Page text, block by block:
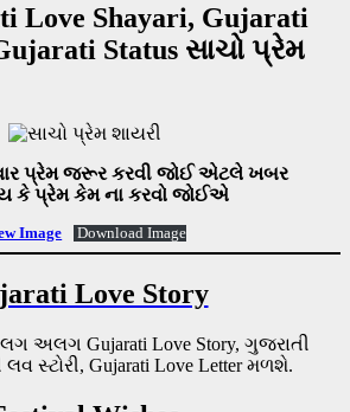
Love Shayari, Gujarati
Status સાચો પ્રેમ
પ્રેમ જરૂર કરવી જોઈ એટલે ખબર
કે પ્રેમ કેમ ના કરવો જોઈએ
Image Download Image
Love Story
Gujarati Love Story, ગુજરાતી
લવ સ્ટોરી, Gujarati Love Letter મળશે.